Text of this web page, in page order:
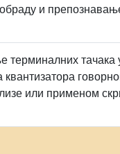
и
терминалних тачака
или применом